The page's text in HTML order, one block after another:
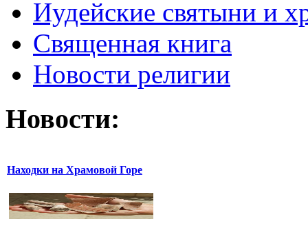
Иудейские святыни и
Священная книга
Новости религии
Новости:
Находки на Храмовой Горе